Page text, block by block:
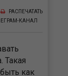
РАСПЕЧАТАТЬ
КАНАЛ
Такая
как